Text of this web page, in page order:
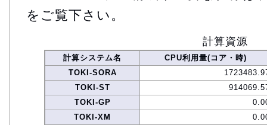
をご覧下さい。
計算資源
計算システム名
CPU利用量(コア・時)
TOKI-SORA
TOKI-ST
TOKI-GP
TOKI-XM